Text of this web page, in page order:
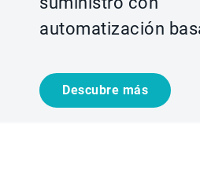
automatización
Descubre más